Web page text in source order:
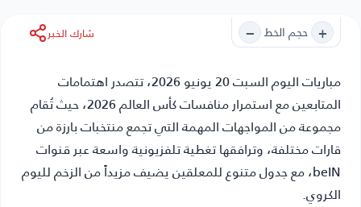
+ حجم الخط − شارك الخبر
مباريات اليوم السبت 20 يونيو 2026
، تتصدر اهتمامات
المتابعين مع استمرار منافسات كأس العالم 2026، حيث تُقام
مجموعة من المواجهات المهمة التي تجمع منتخبات بارزة من
قارات مختلفة، وترافقها تغطية تلفزيونية واسعة عبر قنوات
beIN، مع جدول متنوع للمعلقين يضيف مزيداً من الزخم لليوم
الكروي.